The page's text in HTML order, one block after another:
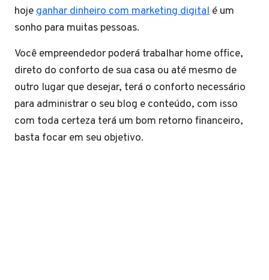
hojeganhar dinheiro com marketing digital é um
sonho para muitas pessoas.
Você empreendedor poderá trabalhar home office,
direto do conforto de sua casa ou até mesmo de
outro lugar que desejar, terá o conforto necessário
para administrar o seu blog e conteúdo, com isso
com toda certeza terá um bom retorno financeiro,
basta focar em seu objetivo.